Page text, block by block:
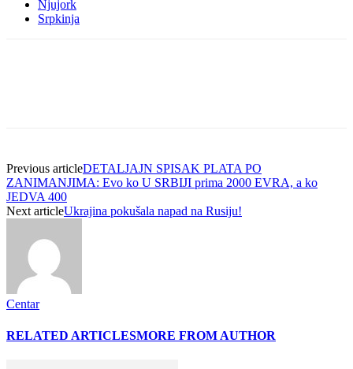
Njujork
Srpkinja
Previous articleDETALJAJN SPISAK PLATA PO
ZANIMANJIMA: Evo ko U SRBIJI prima 2000 EVRA, a ko
JEDVA 400
Next articleUkrajina pokušala napad na Rusiju!
Centar
RELATED ARTICLESMORE FROM AUTHOR